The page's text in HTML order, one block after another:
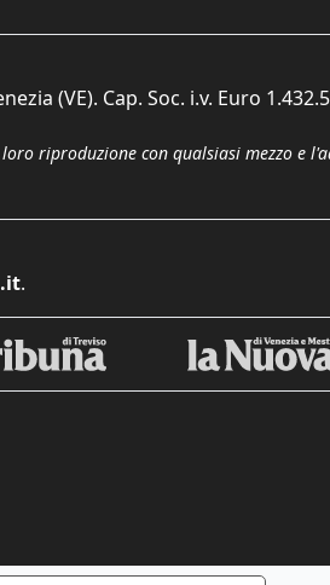
(VE). Cap. Soc. i.v. Euro
riproduzione con qualsiasi mezzo e
.